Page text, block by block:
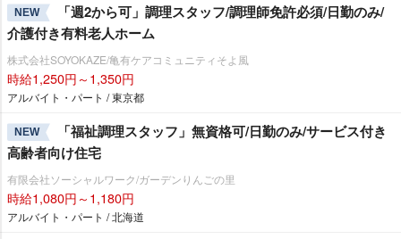
NEW
「週2から可」調理スタッフ/調理師免許必須/日勤のみ/
介護付き有料老人ホーム
株式会社SOYOKAZE/亀有ケアコミュニティそよ風
時給1,250円～1,350円
アルバイト・パート / 東京都
NEW
「福祉調理スタッフ」無資格可/日勤のみ/サービス付き
高齢者向け住宅
有限会社ソーシャルワーク/ガーデンりんごの里
時給1,080円～1,180円
アルバイト・パート / 北海道